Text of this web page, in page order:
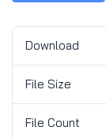
Download
File Size
File Count